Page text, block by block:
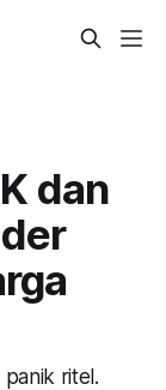
dan
panik ritel.